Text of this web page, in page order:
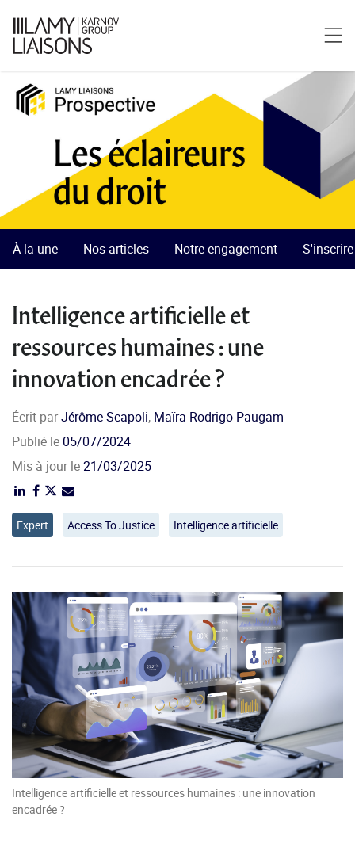
À la une Nos articles Notre engagement
Intelligence artificielle et
ressources humaines : une
innovation encadrée ?
Écrit parJérôme Scapoli, Maïra Rodrigo Paugam
Publié le05/07/2024
Mis à jour le21/03/2025
Expert Access To Justice Intelligence artificielle
Intelligence artificielle et ressources humaines : une innovation
encadrée ?